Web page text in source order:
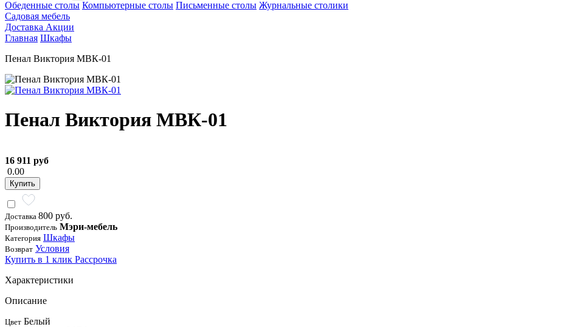
Обеденные столы Компьютерные столы Письменные столы Журнальные столики
Садовая мебель
Доставка Акции
Главная Шкафы
Пенал Виктория МВК-01
Пенал Виктория МВК-01
16 911 руб
0.00
Купить
Доставка 800 руб.
Производитель Мэри-мебель
Категория Шкафы
Возврат Условия
Купить в 1 клик Рассрочка
Характеристики
Описание
Цвет Белый